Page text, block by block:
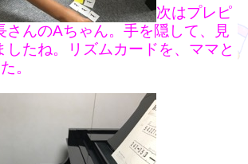
次はプレピ
さんのAちゃん。手を隠して、見
したね。リズムカードを、ママと
。